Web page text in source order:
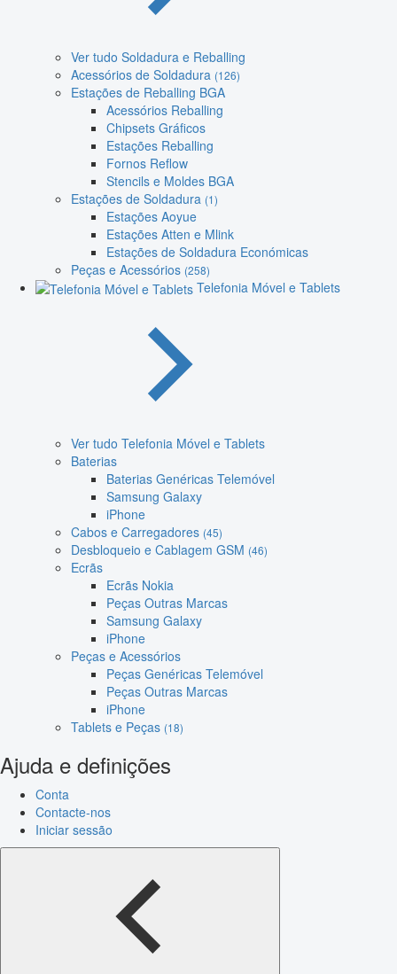
Ver tudo Soldadura e Reballing
Acessórios de Soldadura (126)
Estações de Reballing BGA
Acessórios Reballing
Chipsets Gráficos
Estações Reballing
Fornos Reflow
Stencils e Moldes BGA
Estações de Soldadura (1)
Estações Aoyue
Estações Atten e Mlink
Estações de Soldadura Económicas
Peças e Acessórios (258)
Telefonia Móvel e Tablets
Ver tudo Telefonia Móvel e Tablets
Baterias
Baterias Genéricas Telemóvel
Samsung Galaxy
iPhone
Cabos e Carregadores (45)
Desbloqueio e Cablagem GSM (46)
Ecrãs
Ecrãs Nokia
Peças Outras Marcas
Samsung Galaxy
iPhone
Peças e Acessórios
Peças Genéricas Telemóvel
Peças Outras Marcas
iPhone
Tablets e Peças (18)
Ajuda e definições
Conta
Contacte-nos
Iniciar sessão